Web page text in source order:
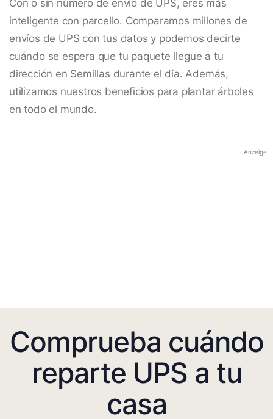
Con o sin número de envío de UPS, eres más
inteligente con parcello. Comparamos millones de
envíos de UPS con tus datos y podemos decirte
cuándo se espera que tu paquete llegue a tu
dirección en Semillas durante el día. Además,
utilizamos nuestros beneficios para plantar árboles
en todo el mundo.
Anzeige
Comprueba cuándo
reparte UPS a tu
casa